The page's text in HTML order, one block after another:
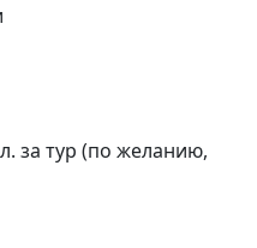
за тур (по желанию,